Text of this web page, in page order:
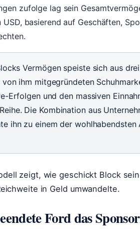
zufolge lag sein
USD, basierend auf Geschäften,
Vermögen speiste sich aus
ihm mitgegründeten
Erfolgen und den massiven
Die Kombination aus
ihn zu einem der wohlhabendsten
zeigt, wie geschickt Block
in Geld umwandelte.
Ford das